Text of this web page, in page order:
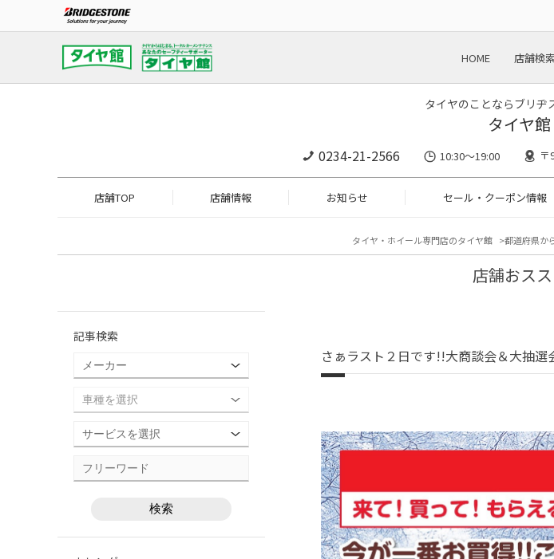
HOME 店舗検索
タイヤのことならブリヂ
タイヤ
0234-21-2566 10:30～19:00
店舗TOP 店舗情報 お知らせ セール・クーポン情報
タイヤ・ホイール専門店のタイヤ館 都道府県か
店舗おス
さぁラスト２日です!!大商談会＆大抽選
記事検索